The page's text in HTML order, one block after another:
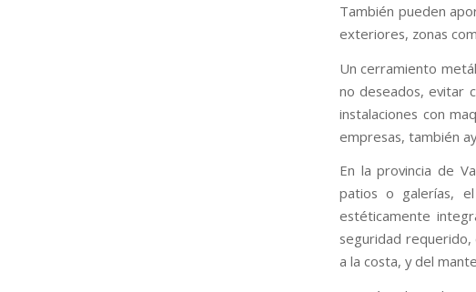
También pueden
exteriores, zonas
Un cerramiento
no deseados, evitar
instalaciones con
empresas, también
En la provincia de
patios o galerías,
estéticamente
seguridad requerido,
a la costa, y del